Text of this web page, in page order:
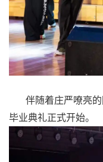
伴随着庄严嘹亮
毕业典礼正式开始。